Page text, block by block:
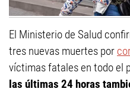
El Ministerio de Salud
tres nuevas muertes por
víctimas fatales en todo el
las últimas 24 horas